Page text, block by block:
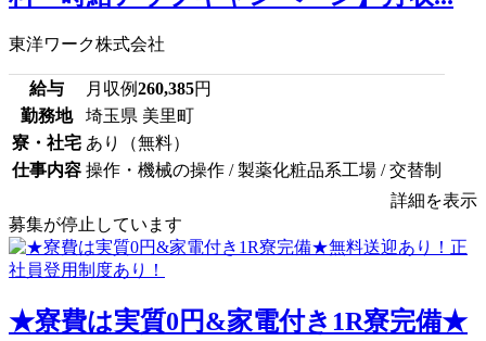
東洋ワーク株式会社
給与 月収例260,385円
勤務地
埼玉県 美里町
寮・社宅 あり（無料）
仕事内容 操作・機械の操作 / 製薬化粧品系工場 / 交替制
詳細を表示
募集が停止しています
★寮費は実質0円&家電付き1R寮完備★